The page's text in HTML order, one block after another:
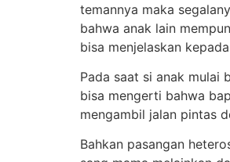
temannya maka
bahwa anak lain
bisa menjelaskan
Pada saat si anak mulai
bisa mengerti bahwa
mengambil jalan pintas
Bahkan pasangan